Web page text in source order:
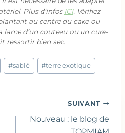
Plus d’infos ICI. Vérifiez
au centre du cake ou
lame d’un couteau ou un cure-
ressortir bien sec.
#sablé #terre exotique
SUIVANT
Nouveau : le blog de